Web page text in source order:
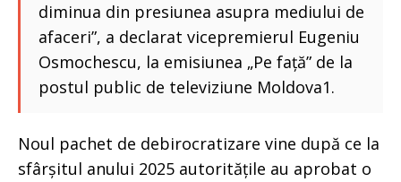
diminua din presiunea asupra mediului de
afaceri”, a declarat vicepremierul Eugeniu
Osmochescu, la emisiunea „Pe față” de la
postul public de televiziune Moldova1.
Noul pachet de debirocratizare vine după ce la
sfârșitul anului 2025 autoritățile au aprobat o